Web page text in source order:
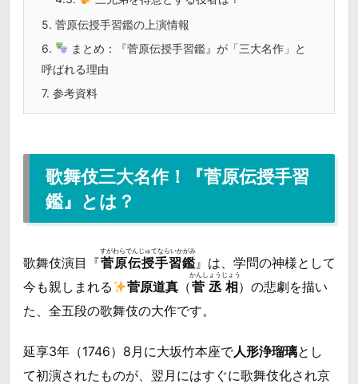
5. 菅原伝授手習鑑の上演情報
6.
まとめ：『菅原伝授手習鑑』が「三大名作」と
呼ばれる理由
7. 参考資料
歌舞伎三大名作！『菅原伝授手習
鑑』とは？
歌舞伎演目『菅原伝授手習鑑
すがわらでんじゅてならいかがみ
』は、学問の神様として
今も親しまれる
菅原道真 （菅丞相
かんしょうじょう
）の悲劇を描い
た、全五段の歌舞伎の大作です。
延享3年（1746）8月に大坂竹本座で人形浄瑠璃とし
て初演されたものが、翌月にはすぐに歌舞伎化され京